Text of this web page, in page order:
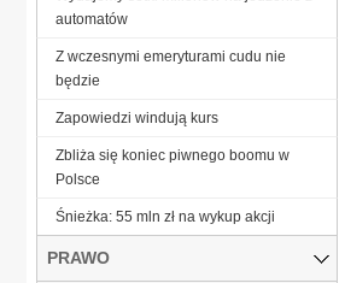
automatów
Z wczesnymi emeryturami cudu nie
będzie
Zapowiedzi windują kurs
Zbliża się koniec piwnego boomu w
Polsce
Śnieżka: 55 mln zł na wykup akcji
PRAWO